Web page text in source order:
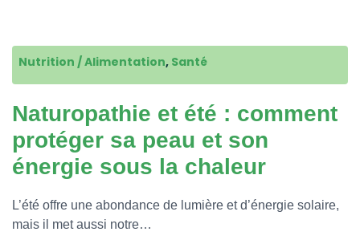
Nutrition / Alimentation, Santé
Naturopathie et été : comment
protéger sa peau et son
énergie sous la chaleur
L’été offre une abondance de lumière et d’énergie solaire,
mais il met aussi notre…